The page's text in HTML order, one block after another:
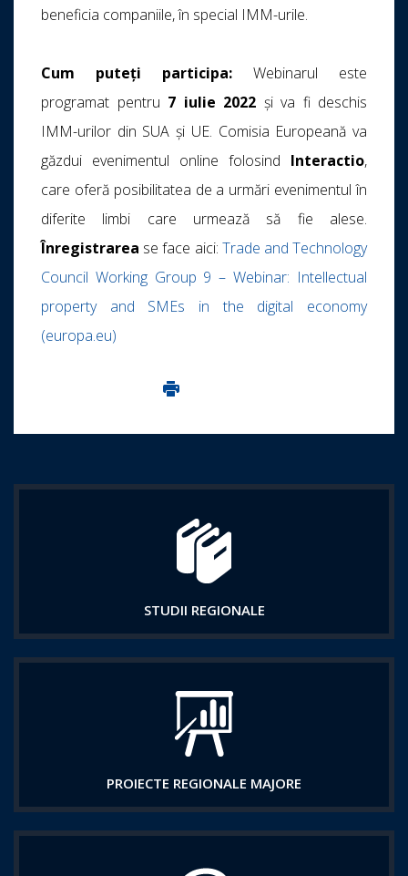
beneficia companiile, în special IMM-urile.
Cum puteți participa: Webinarul este
programat pentru 7 iulie 2022 și va fi deschis
IMM-urilor din SUA și UE. Comisia Europeană va
găzdui evenimentul online folosind Interactio,
care oferă posibilitatea de a urmări evenimentul în
diferite limbi care urmează să fie alese.
Înregistrarea se face aici: Trade and Technology
Council Working Group 9 – Webinar: Intellectual
property and SMEs in the digital economy
(europa.eu)
Imprima aceasta pagina
STUDII REGIONALE
PROIECTE REGIONALE MAJORE